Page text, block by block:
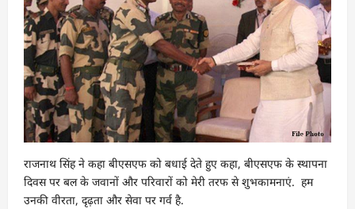
राजनाथ सिंह ने कहा बीएसएफ को बधाई देते हुए कहा, बीएसएफ के स्थापना
दिवस पर बल के जवानों और परिवारों को मेरी तरफ से शुभकामनाएं. हम
उनकी वीरता, दृढ़ता और सेवा पर गर्व है.